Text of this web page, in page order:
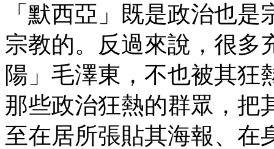
「默西亞」既是政治也
宗教的。反過來說，很多
陽」毛澤東，不也被其狂
那些政治狂熱的群眾，把
至在居所張貼其海報、在